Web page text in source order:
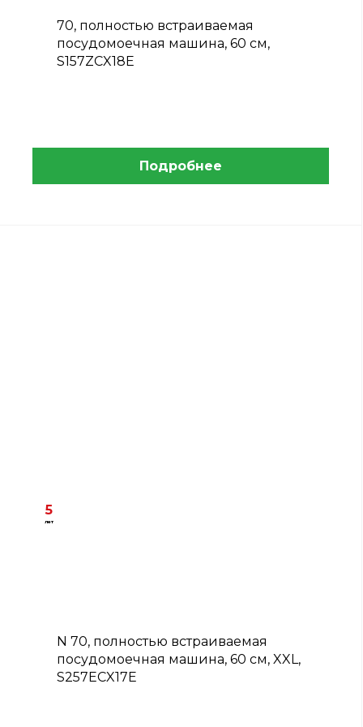
70, полностью встраиваемая
посудомоечная машина, 60 см,
S157ZCX18E
Подробнее
5
лет
N 70, полностью встраиваемая
посудомоечная машина, 60 см, XXL,
S257ECX17E